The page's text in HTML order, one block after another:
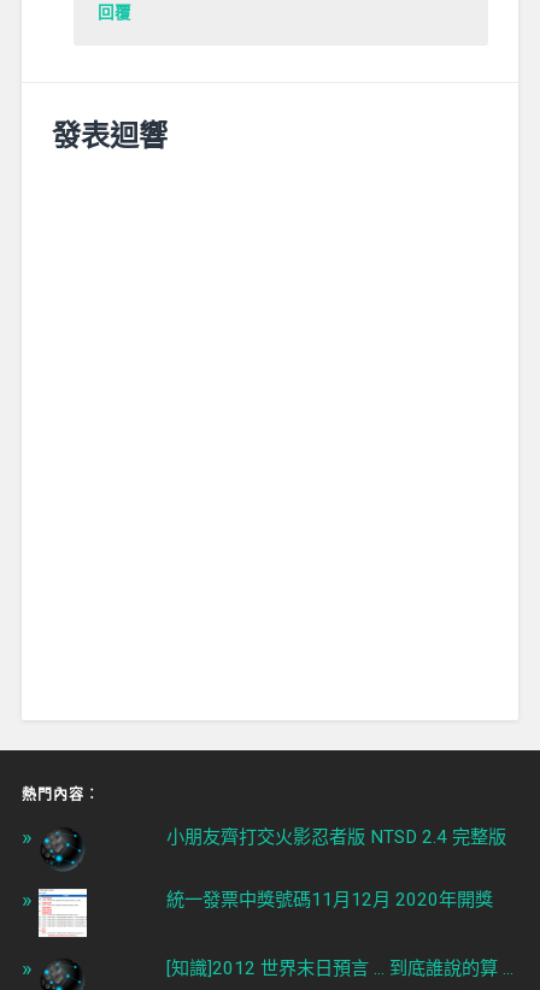
回覆
發表迴響
熱門內容︰
小朋友齊打交火影忍者版 NTSD 2.4 完整版
統一發票中獎號碼11月12月 2020年開獎
[知識]2012 世界末日預言 ... 到底誰說的算 ...